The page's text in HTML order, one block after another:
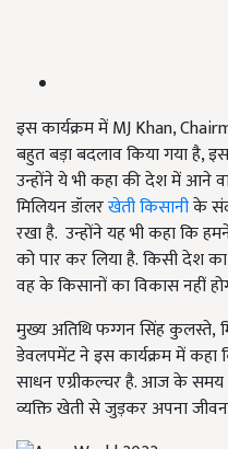
इस कार्यक्रम में MJ Khan,
बहुत बड़ा बदलाव किया गया है,
उन्होंने ये भी कहा की देश में आने
मिलियन डॉलरखेती किसानीके
रखा है. उन्होंने यह भी कहा कि
को पार कर लिया है. किसी देश
वह के किसानों का विकास नहीं
मुख्य अतिथि फग्गन सिंह कुलस्ते,
डेवलपमेंट ने इस कार्यक्रम में कहा
साधन एग्रीकल्चर है. आज के समय
व्यक्ति खेती से जुड़कर अपना